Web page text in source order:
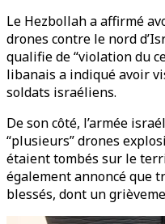
Le Hezbollah a affirmé
drones contre le nord
qualifie de “violation du
libanais a indiqué avoir
soldats israéliens.
De son côté, l’armée
“plusieurs” drones
étaient tombés sur le
également annoncé que
blessés, dont un